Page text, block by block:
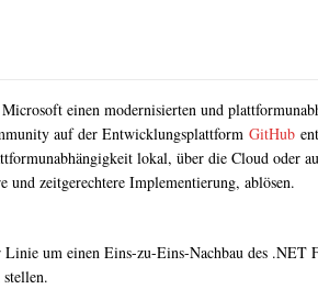
einen modernisierten und
auf der Entwicklungsplattform GitHub
lokal, über die Cloud oder
zeitgerechtere Implementierung, ablösen.
um einen Eins-zu-Eins-Nachbau des .NET